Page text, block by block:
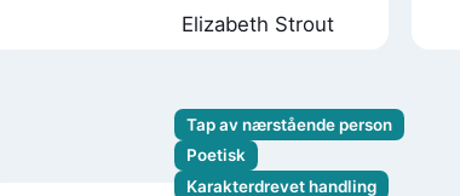
Elizabeth Strout
Tap av nærstående person
Poetisk
Karakterdrevet handling